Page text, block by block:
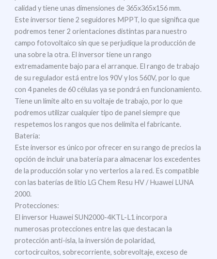
calidad y tiene unas dimensiones de 365x365x156 mm.
Este inversor tiene 2 seguidores MPPT, lo que significa que
podremos tener 2 orientaciones distintas para nuestro
campo fotovoltaico sin que se perjudique la producción de
una sobre la otra. El inversor tiene un rango
extremadamente bajo para el arranque. El rango de trabajo
de su regulador está entre los 90V y los 560V, por lo que
con 4 paneles de 60 células ya se pondrá en funcionamiento.
Tiene un límite alto en su voltaje de trabajo, por lo que
podremos utilizar cualquier tipo de panel siempre que
respetemos los rangos que nos delimita el fabricante.
Batería:
Este inversor es único por ofrecer en su rango de precios la
opción de incluir una batería para almacenar los excedentes
de la producción solar y no verterlos a la red. Es compatible
con las baterías de litio LG Chem Resu HV / Huawei LUNA
2000.
Protecciones:
El inversor Huawei SUN2000-4KTL-L1 incorpora
numerosas protecciones entre las que destacan la
protección anti-isla, la inversión de polaridad,
cortocircuitos, sobrecorriente, sobrevoltaje, exceso de